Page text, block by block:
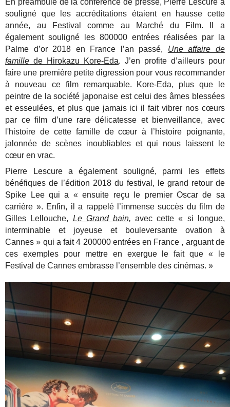
En préambule de la conférence de presse, Pierre Lescure a
souligné que les accréditations étaient en hausse cette
année, au Festival comme au Marché du Film. Il a
également souligné les 800000 entrées réalisées par la
Palme d’or 2018 en France l’an passé, Une affaire de
famille de Hirokazu Kore-Eda. J’en profite d’ailleurs pour
faire une première petite digression pour vous recommander
à nouveau ce film remarquable. Kore-Eda, plus que le
peintre de la société japonaise est celui des âmes blessées
et esseulées, et plus que jamais ici il fait vibrer nos cœurs
par ce film d’une rare délicatesse et bienveillance, avec
l'histoire de cette famille de cœur à l’histoire poignante,
jalonnée de scènes inoubliables et qui nous laissent le
cœur en vrac.
Pierre Lescure a également souligné, parmi les effets
bénéfiques de l’édition 2018 du festival, le grand retour de
Spike Lee qui a « ensuite reçu le premier Oscar de sa
carrière ». Enfin, il a rappelé l’immense succès du film de
Gilles Lellouche, Le Grand bain, avec cette « si longue,
interminable et joyeuse et bouleversante ovation à
Cannes » qui a fait 4 200000 entrées en France , arguant de
ces exemples pour mettre en exergue le fait que « le
Festival de Cannes embrasse l’ensemble des cinémas. »